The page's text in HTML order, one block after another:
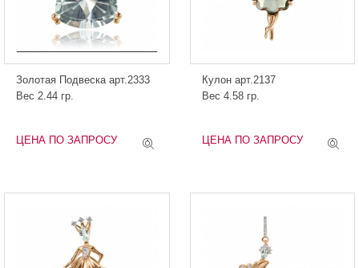
Золотая Подвеска арт.2333
Вес 2.44 гр.
ЦЕНА ПО ЗАПРОСУ
Кулон арт.2137
Вес 4.58 гр.
ЦЕНА ПО ЗАПРОСУ